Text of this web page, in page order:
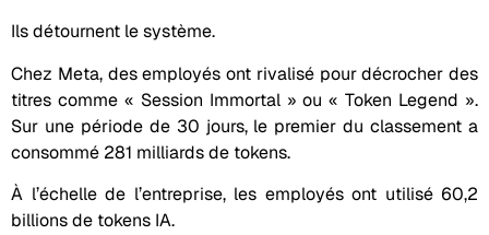
Ils détournent le système.
Chez Meta, des employés ont rivalisé pour décrocher des
titres comme « Session Immortal » ou « Token Legend ».
Sur une période de 30 jours, le premier du classement a
consommé 281 milliards de tokens.
À l’échelle de l’entreprise, les employés ont utilisé 60,2
billions de tokens IA.